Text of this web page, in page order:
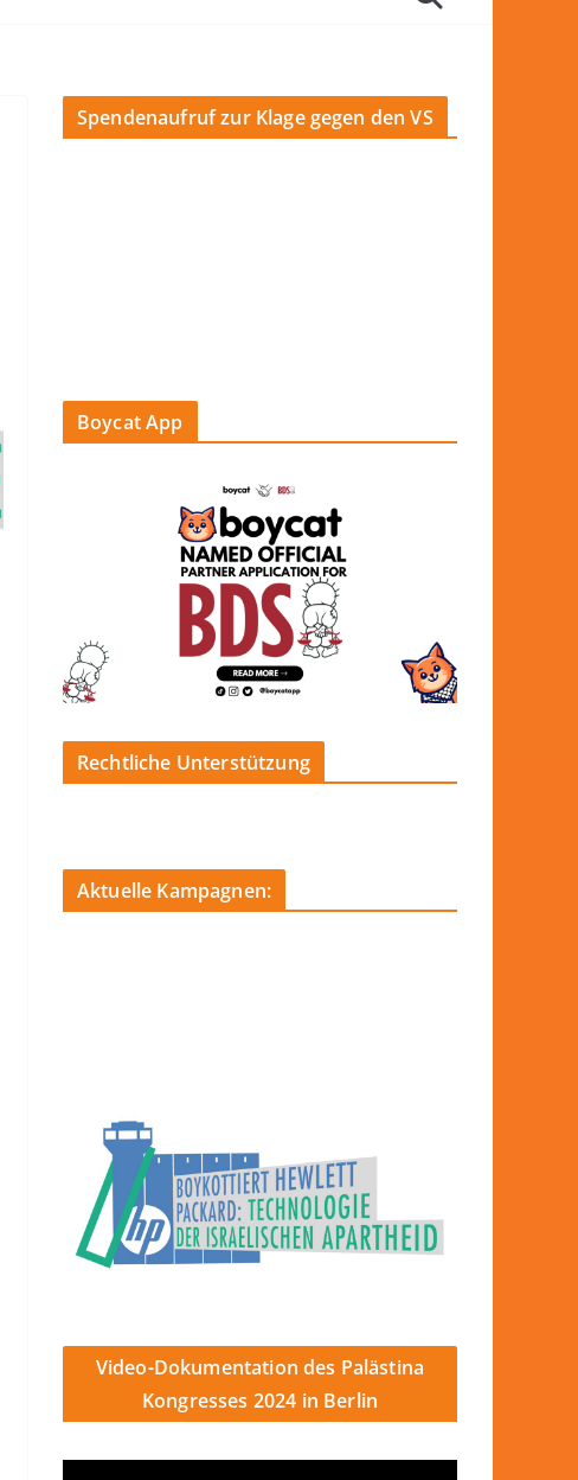
Spendenaufruf zur Klage gegen den VS
Boycat App
Rechtliche Unterstützung
Aktuelle Kampagnen:
Video-Dokumentation des Palästina
Kongresses 2024 in Berlin